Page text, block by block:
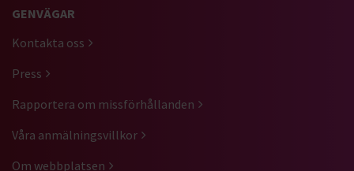
GENVÄGAR
Kontakta oss
Press
Rapportera om missförhållanden
Våra anmälningsvillkor
Om webbplatsen